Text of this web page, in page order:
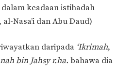
keadaan istihadah
Nasa’i dan Abu Daud)
daripada ‘Ikrimah,
bin Jahsy r.ha. bahawa dia